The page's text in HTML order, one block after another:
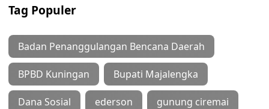
Tag Populer
Badan Penanggulangan Bencana Daerah
BPBD Kuningan Bupati Majalengka
Dana Sosial ederson gunung ciremai